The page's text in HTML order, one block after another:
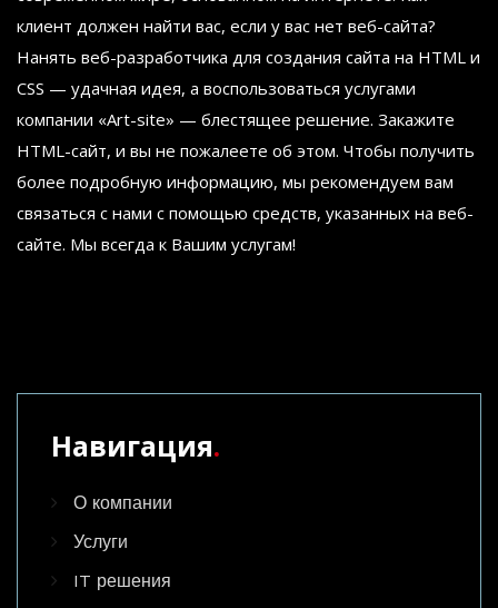
клиент должен найти вас, если у вас нет веб-сайта?
Нанять веб-разработчика для создания сайта на HTML и
CSS — удачная идея, а воспользоваться услугами
компании «Art-site» — блестящее решение. Закажите
HTML-сайт, и вы не пожалеете об этом. Чтобы получить
более подробную информацию, мы рекомендуем вам
связаться с нами с помощью средств, указанных на веб-
сайте. Мы всегда к Вашим услугам!
Навигация.
О компании
Услуги
IT решения